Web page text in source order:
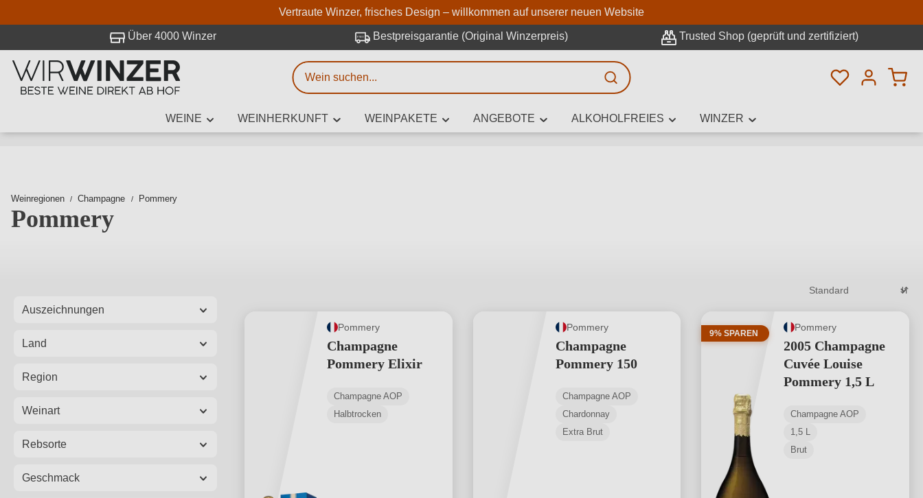
Zum Hauptinhalt springen
Zur Suche springen
Zur Hauptnavigation springen
Vertraute Winzer, frisches Design – willkommen auf unserer neuen Website
Über 4000 Winzer Bestpreisgarantie (Original Winzerpreis) Trusted Shop (geprüft und zertifiziert)
Du hast 0
WEINE WEINHERKUNFT WEINPAKETE ANGEBOTE ALKOHOLFREIES WINZER
Weinregionen Champagne Pommery
Pommery
Auszeichnungen
Land
Region
Weinart
Rebsorte
Geschmack
Pommery
Champagne
Pommery Elixir
Champagne AOP
Halbtrocken
Pommery
Champagne
Pommery 150
Champagne AOP
Chardonnay
Extra Brut
9% SPAREN
Pommery
2005 Champagne
Cuvée Louise
Pommery 1,5 L
Champagne AOP
1,5 L
Brut
Weinsuche
Mindestens 3 Zeichen eingeben
Erweiterte Suche
bei WirWinzer.